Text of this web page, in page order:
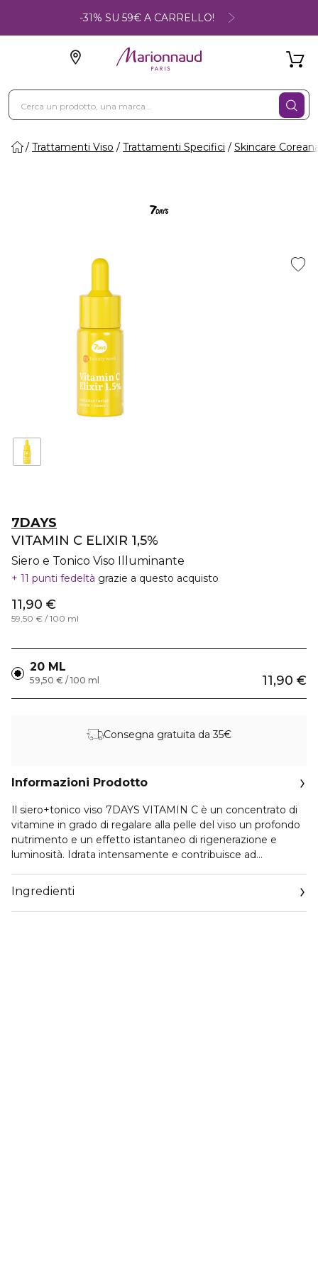
-31% SU 59€ A CARRELLO!
Trattamenti Viso Trattamenti Specifici Skincare
7DAYS
VITAMIN C ELIXIR 1,5%
Siero e Tonico Viso Illuminante
11 punti fedeltà grazie a questo acquisto
11,90 €
59,50 € / 100 ml
20 ML
11,90 €
59,50 € / 100 ml
Consegna gratuita da 35€
Informazioni Prodotto
Il siero+tonico viso 7DAYS VITAMIN C è un concentrato di
vitamine in grado di regalare alla pelle del viso un profondo
nutrimento e un effetto istantaneo di rigenerazione e
luminosità. Idrata intensamente e contribuisce ad
vitamine ed estratti di agrumi: Vitamina C, Arancia, Limone,
Lime, Pompelmo, Mandarino, Yuzu. La Vitamina C ha virtù
antiossidanti, rigeneranti, schiarenti e illuminanti. Mentre il
Ingredienti